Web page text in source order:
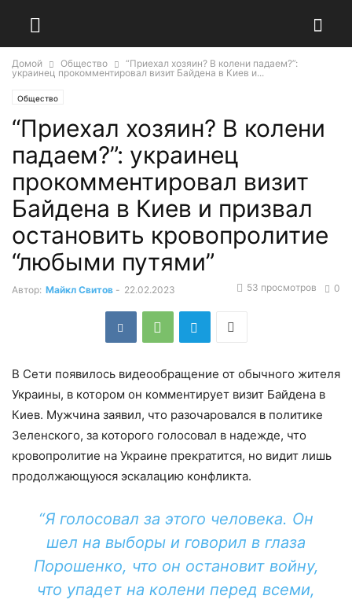
Домой Общество
“Приехал хозяин? В колени падаем?”:
украинец прокомментировал визит Байдена в Киев и...
Общество
“Приехал хозяин? В колени
падаем?”: украинец
прокомментировал визит
Байдена в Киев и призвал
остановить кровопролитие
“любыми путями”
Автор: Майкл Свитов - 22.02.2023 0
53 просмотров
В Сети появилось видеообращение от обычного жителя
Украины, в котором он комментирует визит Байдена в
Киев. Мужчина заявил, что разочаровался в политике
Зеленского, за которого голосовал в надежде, что
кровопролитие на Украине прекратится, но видит лишь
продолжающуюся эскалацию конфликта.
“Я голосовал за этого человека. Он
шел на выборы и говорил в глаза
Порошенко, что он остановит войну,
что упадет на колени перед всеми,